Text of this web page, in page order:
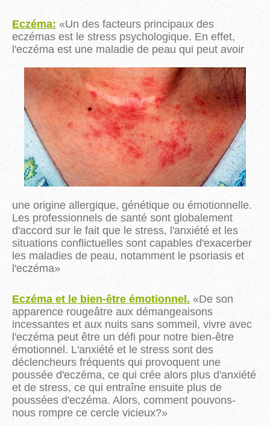
Eczéma: «Un des facteurs principaux des
eczémas est le stress psychologique. En effet,
l'eczéma est une maladie de peau qui peut avoir
une origine allergique, génétique ou émotionnelle.
Les professionnels de santé sont globalement
d'accord sur le fait que le stress, l'anxiété et les
situations conflictuelles sont capables d'exacerber
les maladies de peau, notamment le psoriasis et
l'eczéma»
Eczéma et le bien-être émotionnel. «De son
apparence rougeâtre aux démangeaisons
incessantes et aux nuits sans sommeil, vivre avec
l'eczéma peut être un défi pour notre bien-être
émotionnel. L'anxiété et le stress sont des
déclencheurs fréquents qui provoquent une
poussée d'eczéma, ce qui crée alors plus d'anxiété
et de stress, ce qui entraîne ensuite plus de
poussées d'eczéma. Alors, comment pouvons-
nous rompre ce cercle vicieux?»